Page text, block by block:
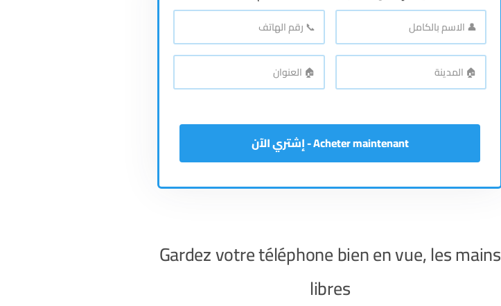
👤
الاسم
بالكامل*
📞
رقم
الهاتف*
🏠
المدينة*
🏠
العنوان*
Acheter maintenant - إشتري الآن
Gardez votre téléphone bien en vue, les mains
libres